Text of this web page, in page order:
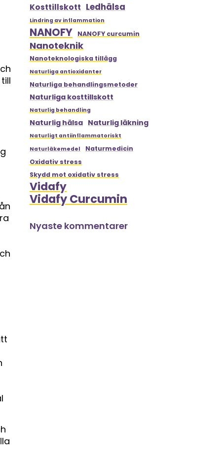
Kosttillskott Ledhälsa
Lindring av inflammation
NANOFY NANOFY curcumin
Nanoteknik
Nanoteknologiska tillägg
Naturliga antioxidanter
Naturliga behandlingsmetoder
Naturliga kosttillskott
Naturlig behandling
Naturlig hälsa Naturlig läkning
Naturligt antiinflammatoriskt
Naturläkemedel
Naturmedicin
Oxidativ stress
Skydd mot oxidativ stress
Vidafy
Vidafy Curcumin
Nyaste kommentarer